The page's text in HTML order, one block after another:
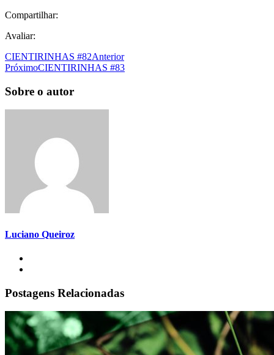
Compartilhar:
Avaliar:
CIENTIRINHAS #82Anterior
PróximoCIENTIRINHAS #83
Sobre o autor
Luciano Queiroz
Postagens Relacionadas